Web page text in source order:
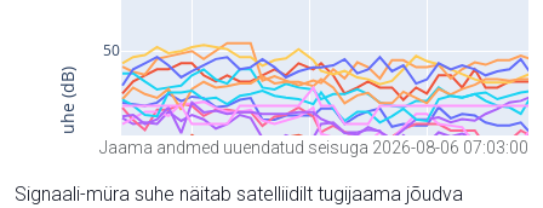
Jaama andmed uuendatud seisuga 2026-08-06 07:03:00
Signaali-müra suhe näitab satelliidilt tugijaama jõudva